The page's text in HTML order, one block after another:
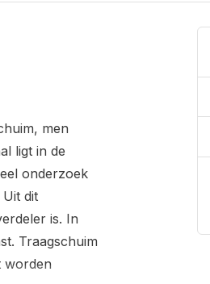
men
ligt in de
onderzoek
dit
is. In
Traagschuim
worden